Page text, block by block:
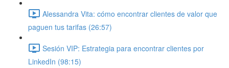
Alessandra Vita: cómo encontrar clientes de valor que
paguen tus tarifas (26:57)
Sesión VIP: Estrategia para encontrar clientes por
LinkedIn (98:15)